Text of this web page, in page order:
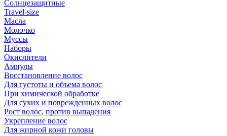
Солнцезащитные
Travel-size
Масла
Молочко
Муссы
Наборы
Окислители
Ампулы
Восстановление волос
Для густоты и объема волос
При химической обработке
Для сухих и поврежденных волос
Рост волос, против выпадения
Укрепление волос
Для жирной кожи головы